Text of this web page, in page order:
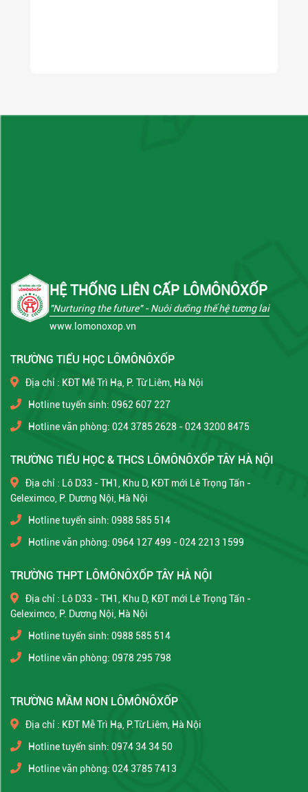
HỆ THỐNG LIÊN CẤP LÔMÔNÔXỐP
"Nurturing the future"- Nuôi dưỡng thế hệ tương lai
www.lomonoxop.vn
TRƯỜNG TIỂU HỌC LÔMÔNÔXỐP
Địa chỉ : KĐT Mễ Trì Hạ, P. Từ Liêm, Hà Nội
Hotline tuyển sinh: 0962 607 227
Hotline văn phòng: 024 3785 2628 - 024 3200 8475
TRƯỜNG TIỂU HỌC & THCS LÔMÔNÔXỐP TÂY HÀ NỘI
Địa chỉ : Lô D33 - TH1, Khu D, KĐT mới Lê Trọng Tấn -
Geleximco, P. Dương Nội, Hà Nội
Hotline tuyển sinh: 0988 585 514
Hotline văn phòng: 0964 127 499 - 024 2213 1599
TRƯỜNG THPT LÔMÔNÔXỐP TÂY HÀ NỘI
Địa chỉ : Lô D33 - TH1, Khu D, KĐT mới Lê Trọng Tấn -
Geleximco, P. Dương Nội, Hà Nội
Hotline tuyển sinh: 0988 585 514
Hotline văn phòng: 0978 295 798
TRƯỜNG MẦM NON LÔMÔNÔXỐP
Địa chỉ : KĐT Mễ Trì Hạ, P.Từ Liêm, Hà Nội
Hotline tuyển sinh: 0974 34 34 50
Hotline văn phòng: 024 3785 7413